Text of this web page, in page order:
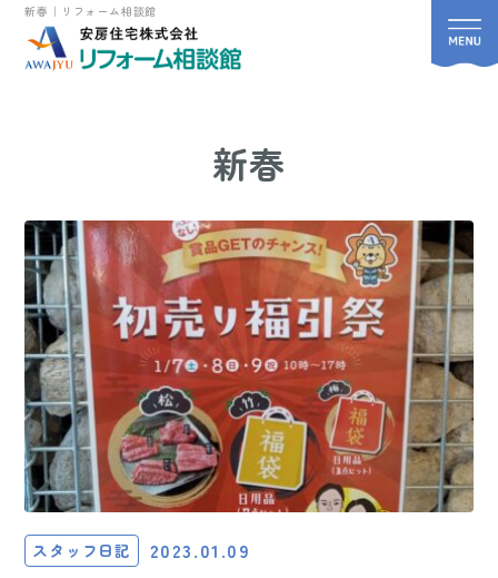
新春｜リフォーム相談館
新春
スタッフ日記 2023.01.09